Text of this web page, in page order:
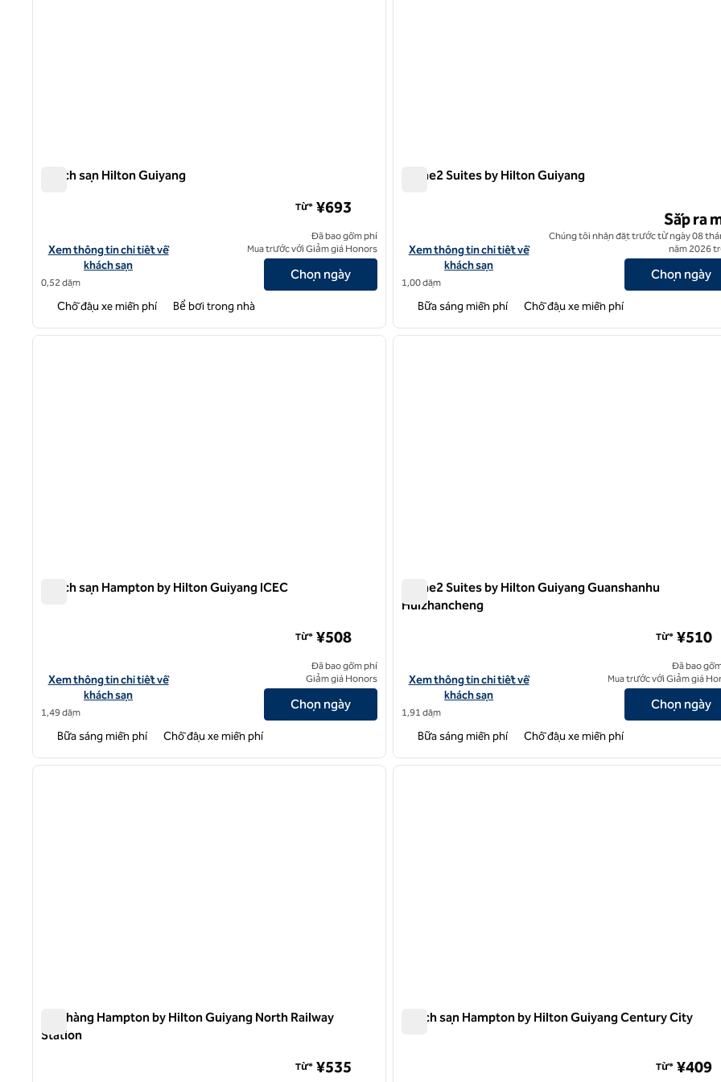
Khách sạn Hilton Guiyang
Xem chi tiết khách sạn cho Hilton Guiyang
Xem thông tin chi tiết về
khách sạn
0,52 dặm
Từ* ¥693
Đã bao gồm phí
Mua trước với Giảm giá Honors
Chọn ngày
Chỗ đậu xe miễn phí Bể bơi trong nhà
Home2 Suites by Hilton Guiyang
Xem chi tiết khách sạn cho Home2 Suites by Hilton Guiyang
Xem thông tin chi tiết về
khách sạn
1,00 dặm
Sắp ra
Chúng tôi nhận đặt trước từ ngày 08
năm 2026
Chọn ngày
Bữa sáng miễn phí Chỗ đậu xe miễn phí
1/10
ảnh sau
Khách sạn Hampton by Hilton Guiyang ICEC
Xem chi tiết khách sạn tại Hampton by Hilton Guiyang ICEC
Xem thông tin chi tiết về
khách sạn
1,49 dặm
Từ* ¥508
Đã bao gồm phí
Giảm giá Honors
Chọn ngày
Bữa sáng miễn phí Chỗ đậu xe miễn phí
1/3
Home2 Suites by Hilton Guiyang Guanshanhu
Huizhancheng
Xem chi tiết khách sạn cho Home2 Suites by Hilton Guiyang
Xem thông tin chi tiết về
khách sạn
1,91 dặm
Từ* ¥510
Đã bao
Mua trước với Giảm giá
Chọn ngày
Bữa sáng miễn phí Chỗ đậu xe miễn phí
1/12
ảnh sau
Nhà hàng Hampton by Hilton Guiyang North Railway
Station
Từ* ¥535
1/12
Khách sạn Hampton by Hilton Guiyang Century City
Từ* ¥409